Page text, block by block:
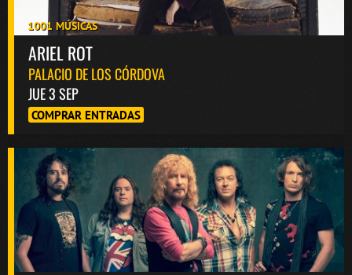
1001 MÚSICAS
ARIEL ROT
PALACIO DE LOS CÓRDOVA
JUE 3 SEP
COMPRAR ENTRADAS